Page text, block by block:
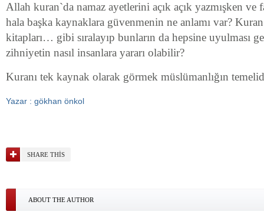
Allah kuran`da namaz ayetlerini açık açık yazmışken ve
hala başka kaynaklara güvenmenin ne anlamı var?
kitapları… gibi sıralayıp bunların da hepsine uyulması
zihniyetin nasıl insanlara yararı olabilir?
Kuranı tek kaynak olarak görmek müslümanlığın
Yazar : gökhan önkol
SHARE THIS
ABOUT THE AUTHOR